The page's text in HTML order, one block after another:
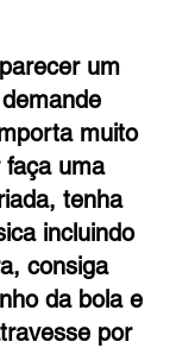
um
muito
faça uma
tenha
incluindo
consiga
da bola e
por